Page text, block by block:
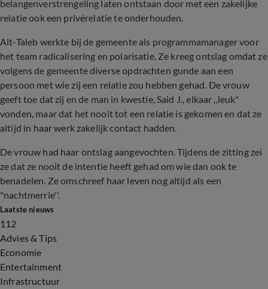
belangenverstrengeling laten ontstaan door met een zakelijke
relatie ook een privérelatie te onderhouden.
Ait-Taleb werkte bij de gemeente als programmamanager voor
het team radicalisering en polarisatie. Ze kreeg ontslag omdat ze
volgens de gemeente diverse opdrachten gunde aan een
persoon met wie zij een relatie zou hebben gehad. De vrouw
geeft toe dat zij en de man in kwestie, Said J., elkaar ,,leuk"
vonden, maar dat het nooit tot een relatie is gekomen en dat ze
altijd in haar werk zakelijk contact hadden.
De vrouw had haar ontslag aangevochten. Tijdens de zitting zei
ze dat ze nooit de intentie heeft gehad om wie dan ook te
benadelen. Ze omschreef haar leven nog altijd als een
"nachtmerrie''.
Laatste nieuws
112
Advies & Tips
Economie
Entertainment
Infrastructuur